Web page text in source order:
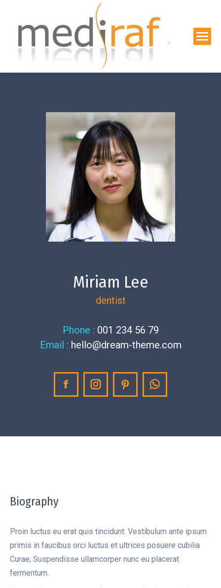
Miriam Lee
dentist
Phone : 001 234 56 79
Email : hello@dream-theme.com
FacebookInstagramPinterestWhatsapp
Biography
Proin luctus eu erat quis tincidunt. Vestibulum ante ipsum
primis in faucibus orci luctus et ultrices posuere cubilia
Curae; Suspendisse ullamcorper nunc eu placerat
fermentum.